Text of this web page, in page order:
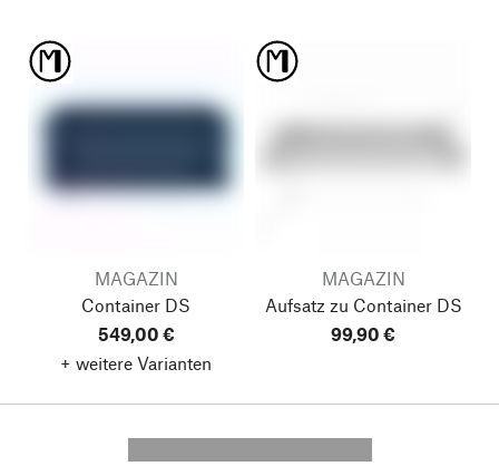
MAGAZIN
Container DS
549,00 €
+ weitere Varianten
MAGAZIN
Aufsatz zu Container DS
99,90 €